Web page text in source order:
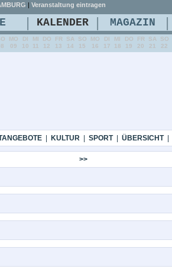
| KULTUR| SPORT| ÜBERSICHT|
>>
| Veranstaltung eintragen
| KALENDER | MAGAZIN |
MO
09
DI
10
MI
11
DO
12
FR
13
SA
14
SO
15
MO
16
DI
17
MI
18
DO
19
FR
20
SA
21
SO
22